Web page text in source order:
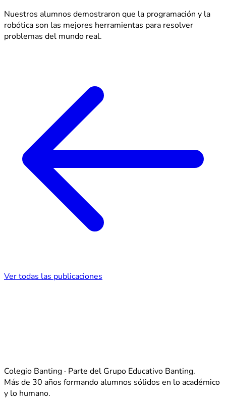
Nuestros alumnos demostraron que la programación y la
robótica son las mejores herramientas para resolver
problemas del mundo real.
Ver todas las publicaciones
Colegio Banting · Parte del Grupo Educativo Banting.
Más de 30 años formando alumnos sólidos en lo académico
y lo humano.